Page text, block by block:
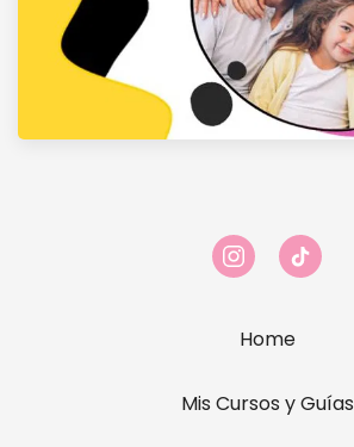
Home
Mis Cursos y Guías